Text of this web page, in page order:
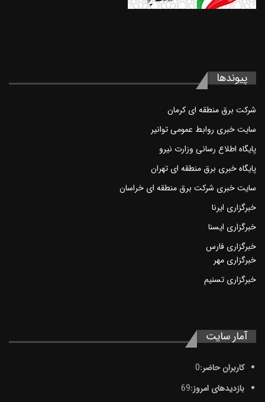
پیوند‌ها
شرکت برق منطقه ای کرمان
سايت خبری روابط عمومی توانير
پايگاه اطلاع رسانی وزارت نيرو
پایگاه خبری برق منطقه ای تهران
سايت خبری شرکت برق منطقه ای خراسان
خبرگزاری ايرنا
خبرگزاری ايسنا
خبرگزاری فارس
خبرگزاری مهر
خبرگزاری تسنيم
آمار سایت
کاربران حاضر:0
بازدیدهای امروز:69